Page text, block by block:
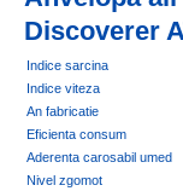
Discoverer
Indice sarcina
Indice viteza
An fabricatie
Eficienta consum
Aderenta carosabil umed
Nivel zgomot